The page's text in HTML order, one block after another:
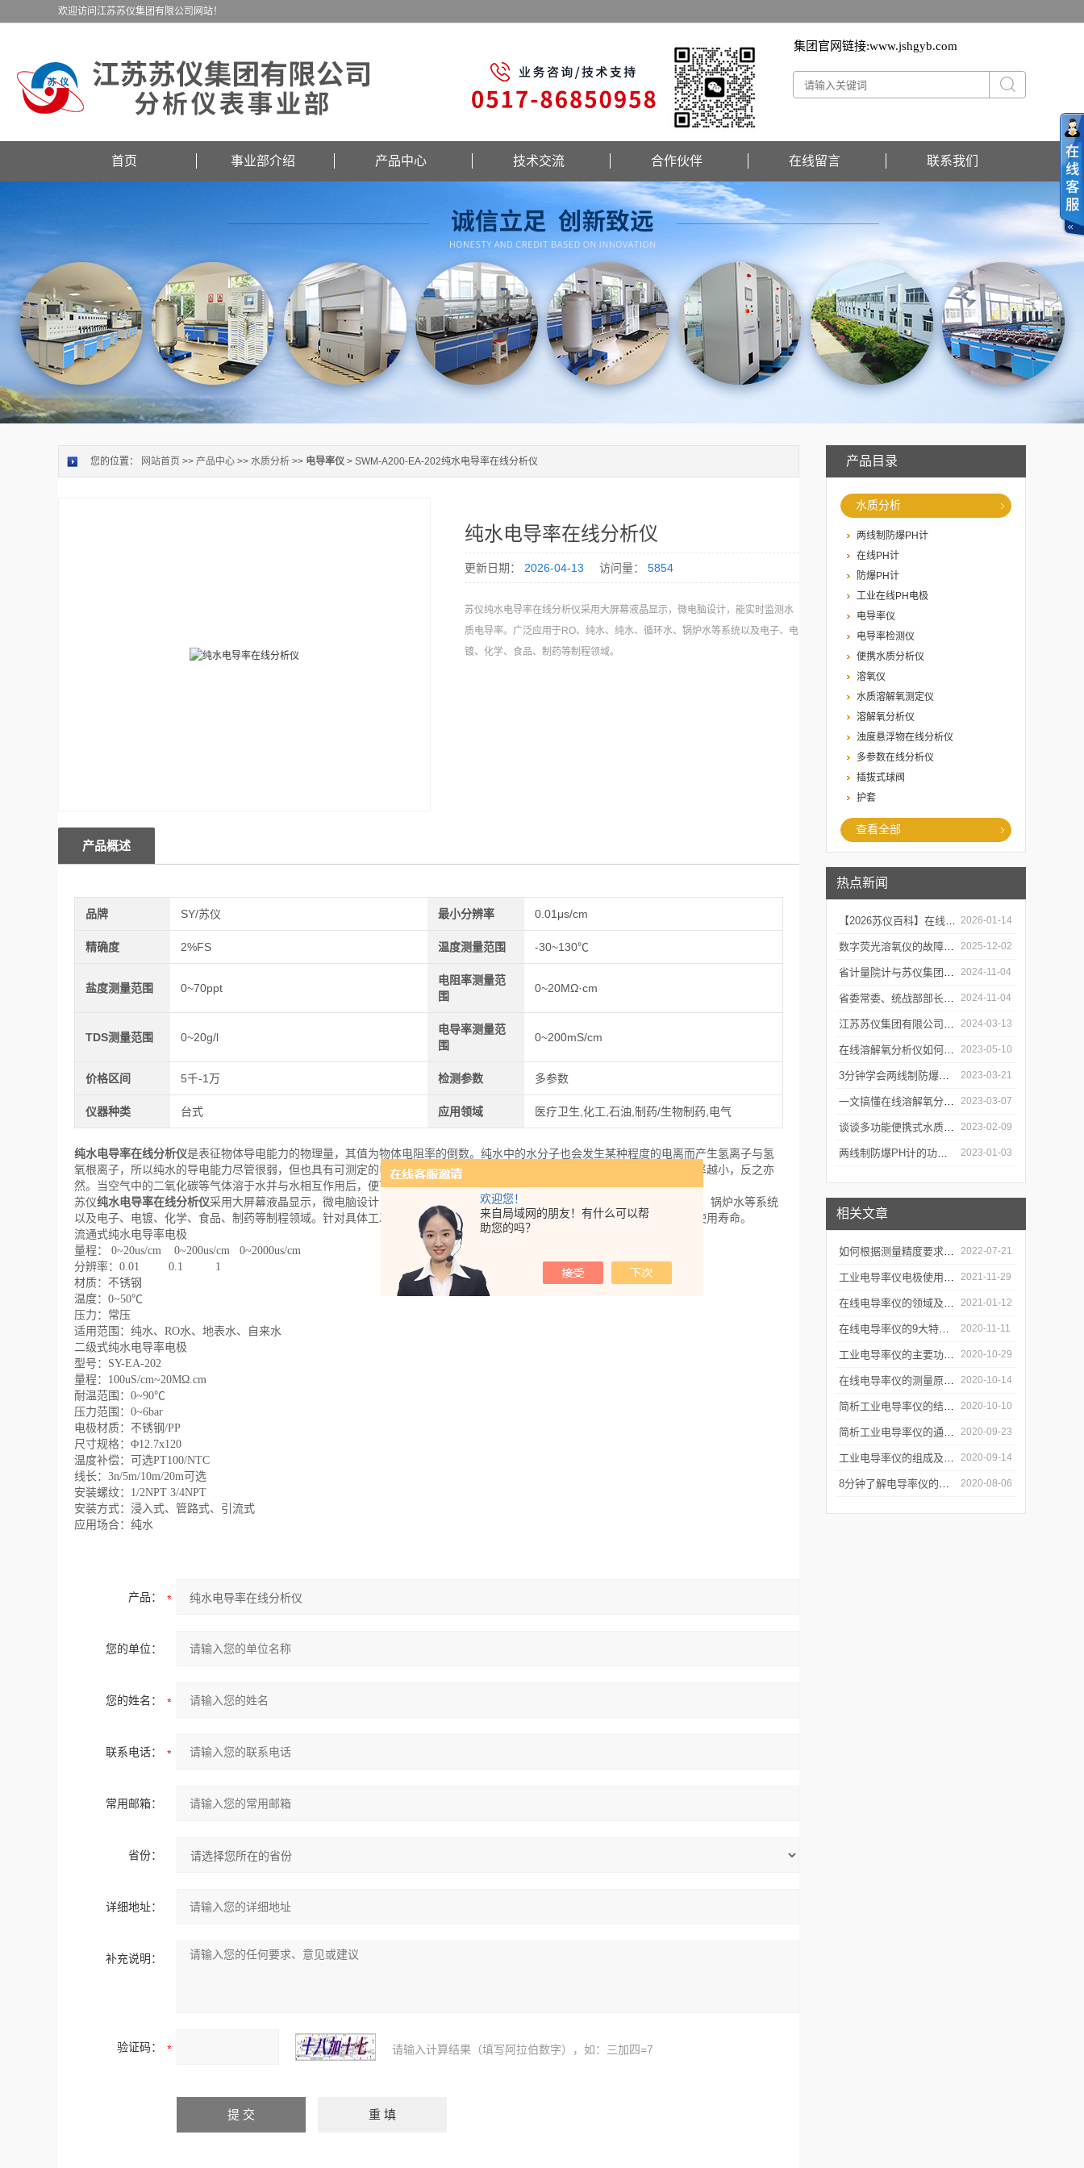
欢迎您！
来自局域网的朋友！有什么可以帮
助您的吗？
欢迎访问江苏苏仪集团有限公司网站！
集团官网链接:www.jshgyb.com
首页 事业部介绍 产品中心 技术交流 合作伙伴 在线留言 联系我们
产品目录
水质分析
两线制防爆PH计
在线PH计
防爆PH计
工业在线PH电极
电导率仪
电导率检测仪
便携水质分析仪
溶氧仪
水质溶解氧测定仪
溶解氧分析仪
浊度悬浮物在线分析仪
多参数在线分析仪
插拔式球阀
护套
查看全部
热点新闻
【2026苏仪百科】在线溶解氧分析仪的工作原及应用领域 2026-01-14
数字荧光溶氧仪的故障诊断与可靠性分析 2025-12-02
省计量院计与苏仪集团开展党建共建活动 2024-11-04
省委常委、统战部部长胡广杰来金调研 2024-11-04
江苏苏仪集团有限公司感恩回顾2023 携手并进2024 2024-03-13
在线溶解氧分析仪如何校准和维护？ 2023-05-10
3分钟学会两线制防爆PH计的操作步骤 2023-03-21
一文搞懂在线溶解氧分析仪的10个性能特点 2023-03-07
谈谈多功能便携式水质分析仪的功能特点 2023-02-09
两线制防爆PH计的功能特点有哪些？看完下文就知道了 2023-01-03
相关文章
如何根据测量精度要求选择电导率仪？ 2022-07-21
工业电导率仪电极使用时的注意事项，真的很全！ 2021-11-29
在线电导率仪的领域及功能 2021-01-12
在线电导率仪的9大特点，你知道几个？ 2020-11-11
工业电导率仪的主要功能优势 2020-10-29
在线电导率仪的测量原理及安全操作 2020-10-14
简析工业电导率仪的结构及用途 2020-10-10
简析工业电导率仪的通用技术要求 2020-09-23
工业电导率仪的组成及测量原理 2020-09-14
8分钟了解电导率仪的工作原理及其使用时的注意事项 2020-08-06
您的位置： 网站首页 >> 产品中心 >> 水质分析 >> 电导率仪 > SWM-A200-EA-202纯水电导率在线分析仪
纯水电导率在线分析仪
更新日期： 2026-04-13 访问量： 5854
苏仪纯水电导率在线分析仪采用大屏幕液晶显示，微电脑设计，能实时监测水
质电导率。广泛应用于RO、纯水、纯水、循环水、锅炉水等系统以及电子、电
镀、化学、食品、制药等制程领域。
产品概述
品牌 SY/苏仪 最小分辨率 0.01μs/cm
精确度 2%FS 温度测量范围 -30~130℃
盐度测量范围 0~70ppt
电阻率测量范
围
0~20MΩ·cm
TDS测量范围 0~20g/l
电导率测量范
围
0~200mS/cm
价格区间 5千-1万 检测参数 多参数
仪器种类 台式 应用领域 医疗卫生,化工,石油,制药/生物制药,电气
纯水电导率在线分析仪是表征物体导电能力的物理量，其值为物体电阻率的倒数。纯水中的水分子也会发生某种程度的电离而产生氢离子与氢
氧根离子，所以纯水的导电能力尽管很弱，但也具有可测定的电导率。水的电导率与水的纯度密切相关，水的纯度越高，电导率越小，反之亦
然。当空气中的二氧化碳等气体溶于水并与水相互作用后，便可形成相应的离子，从而使水的电导率增高。
苏仪纯水电导率在线分析仪采用大屏幕液晶显示，微电脑设计，能实时监测水质电导率。广泛应用于RO、纯水、纯水、循环水、锅炉水等系统
以及电子、电镀、化学、食品、制药等制程领域。针对具体工况，选择合格的电导率电极，可使测量值更，并可有效延长电极使用寿命。
流通式纯水电导率电极
量程： 0~20us/cm 0~200us/cm 0~2000us/cm
分辨率：0.01 0.1 1
材质：不锈钢
温度：0~50℃
压力：常压
适用范围：纯水、RO水、地表水、自来水
二级式纯水电导率电极
型号：SY-EA-202
量程：100uS/cm~20MΩ.cm
耐温范围：0~90℃
压力范围：0~6bar
电极材质：不锈钢/PP
尺寸规格：Φ12.7x120
温度补偿：可选PT100/NTC
线长：3n/5m/10m/20m可选
安装螺纹：1/2NPT 3/4NPT
安装方式：浸入式、管路式、引流式
应用场合：纯水
产品：
您的单位：
您的姓名：
联系电话：
常用邮箱：
省份：
详细地址：
补充说明：
验证码： 请输入计算结果（填写阿拉伯数字），如：三加四=7